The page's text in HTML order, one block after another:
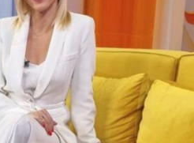
Vedrana - rekla je
bi skratila neprijatan
koja je pametna, Irina
ćete vi otkaz dobiti